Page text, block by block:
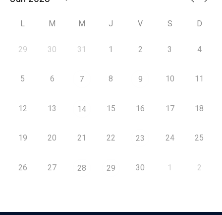
L M M J V S D
29 30 31 1 2 3 4
5 6 7 8 9 10 11
12 13 14 15 16 17 18
19 20 21 22 23 24 25
26 27 28 29 30 1 2